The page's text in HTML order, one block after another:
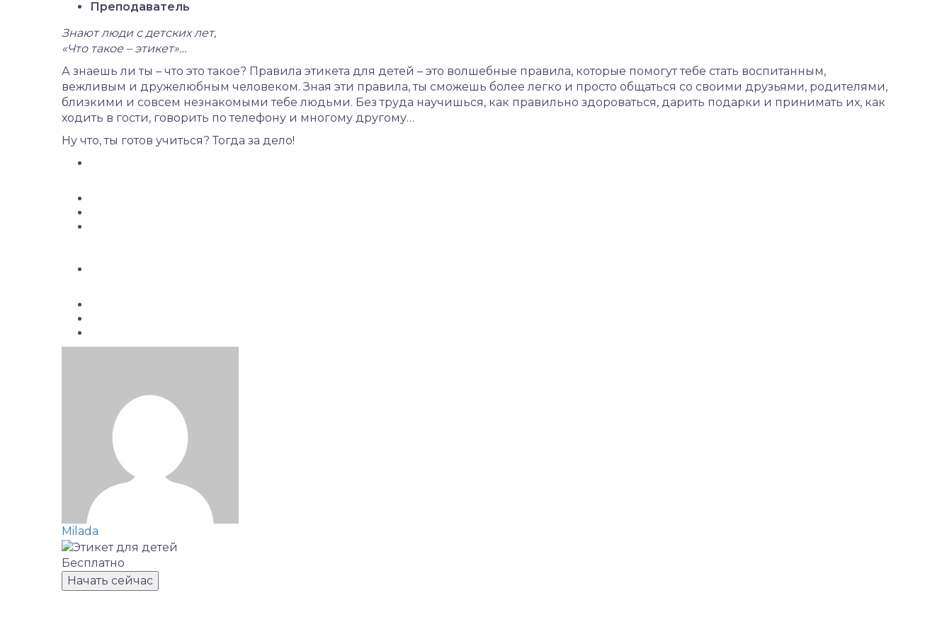
Преподаватель
Знают люди с детских лет,
«Что такое – этикет»…
А знаешь ли ты – что это такое? Правила этикета для детей – это волшебные правила, которые помогут тебе стать воспитанным,
вежливым и дружелюбным человеком. Зная эти правила, ты сможешь более легко и просто общаться со своими друзьями, родителями,
близкими и совсем незнакомыми тебе людьми. Без труда научишься, как правильно здороваться, дарить подарки и принимать их, как
ходить в гости, говорить по телефону и многому другому…
Ну что, ты готов учиться? Тогда за дело!
Milada
Бесплатно
Начать сейчас